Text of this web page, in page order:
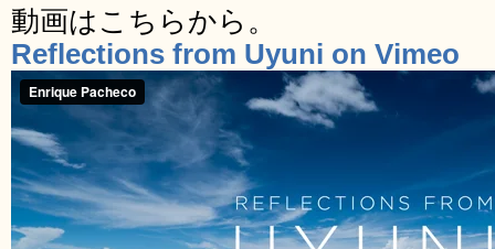
動画はこちらから。
Reflections from Uyuni on Vimeo